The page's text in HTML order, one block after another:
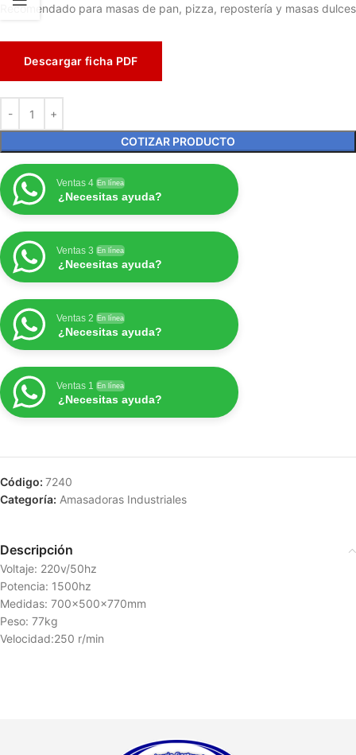
Recomendado para masas de pan, pizza, repostería y masas dulces
Descargar ficha PDF
COTIZAR PRODUCTO
Ventas 4 En línea
¿Necesitas ayuda?
Ventas 3 En línea
¿Necesitas ayuda?
Ventas 2 En línea
¿Necesitas ayuda?
Ventas 1 En línea
¿Necesitas ayuda?
Código: 7240
Categoría: Amasadoras Industriales
Descripción
Voltaje: 220v/50hz
Potencia: 1500hz
Medidas: 700x500x770mm
Peso: 77kg
Velocidad:250 r/min